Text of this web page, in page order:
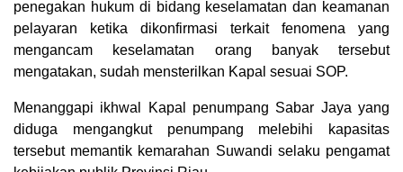
penegakan hukum di bidang keselamatan dan keamanan
pelayaran ketika dikonfirmasi terkait fenomena yang
mengancam keselamatan orang banyak tersebut
mengatakan, sudah mensterilkan Kapal sesuai SOP.
Menanggapi ikhwal Kapal penumpang Sabar Jaya yang
diduga mengangkut penumpang melebihi kapasitas
tersebut memantik kemarahan Suwandi selaku pengamat